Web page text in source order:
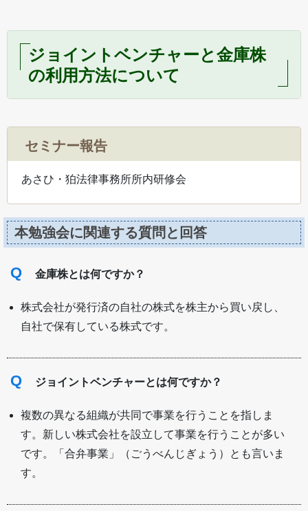
ジョイントベンチャーと金庫株
の利用方法について
セミナー報告
あさひ・狛法律事務所所内研修会
本勉強会に関連する質問と回答
Q 金庫株とは何ですか？
株式会社が発行済の自社の株式を株主から買い戻し、
自社で保有している株式です。
Q ジョイントベンチャーとは何ですか？
複数の異なる組織が共同で事業を行うことを指しま
す。新しい株式会社を設立して事業を行うことが多い
です。「合弁事業」（ごうべんじぎょう）とも言いま
す。